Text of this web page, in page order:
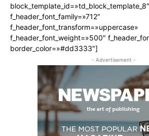
block_template_id=»td_block_template_8″
f_header_font_family=»712″
f_header_font_transform=»uppercase»
f_header_font_weight=»500″
border_color=»#dd3333″]
- Advertisement -